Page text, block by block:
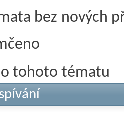
bez nových
tohoto tématu